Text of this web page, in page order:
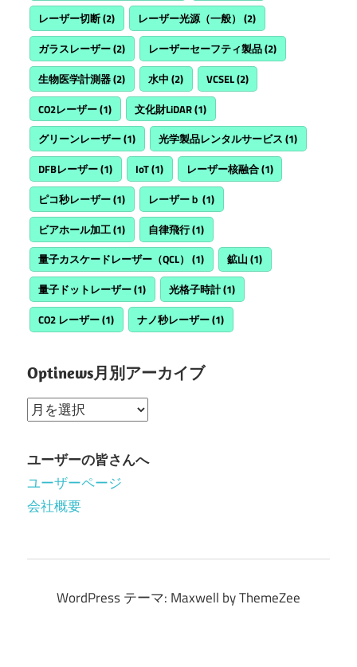
レーザー切断(2) レーザー光源（一般） (2)
ガラスレーザー(2) レーザーセーフティ製品(2)
生物医学計測器(2) 水中 (2) VCSEL(2)
CO2レーザー(1) 文化財LiDAR(1)
グリーンレーザー(1) 光学製品レンタルサービス (1)
DFBレーザー(1) IoT(1) レーザー核融合(1)
ピコ秒レーザー(1) レーザーｂ (1)
ビアホール加工(1) 自律飛行(1)
量子カスケードレーザー（QCL） (1) 鉱山 (1)
量子ドットレーザー(1) 光格子時計(1)
CO2 レーザー(1) ナノ秒レーザー(1)
Optinews月別アーカイブ
Optinews
別
ア
ー
ユーザーの皆さんへ
ユーザーページ
会社概要
WordPress テーマ: Maxwell by ThemeZee